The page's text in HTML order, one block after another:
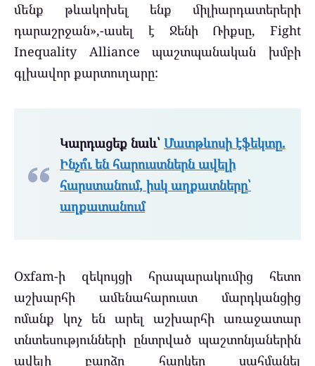
մենք թևակոխել ենք միլիարդատերերի
դարաշրջան»,-ասել է Ջենի Ռիքսը, Fight
Inequality Alliance պաշտպանական խմբի
գլխավոր քարտուղարը:
Կարդացեք նաև՝ Մատթևոսի էֆեկտը.
Ինչո՞ւ են հարուստներն ավելի
հարստանում, իսկ աղքատները՝
աղքատանում
Oxfam-ի զեկույցի հրապարակումից հետո
աշխարհի ամենահարուստ մարդկանցից
ոմանք կոչ են արել աշխարհի առաջատար
տնտեսությունների ընտրված պաշտոնյաներին
ավելի բարձր հարկեր սահմանել